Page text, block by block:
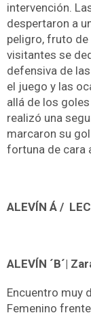
intervención.
despertaron a
peligro, fruto
visitantes se
defensiva de
el juego y las
allá de los
realizó una
marcaron su
fortuna de cara
ALEVÍN Á /
ALEVÍN ´B´|
Encuentro muy
Femenino